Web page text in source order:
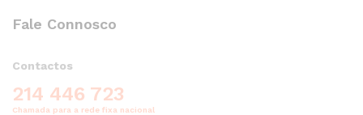
Fale Connosco
Contactos
214 446 723
Chamada para a rede fixa nacional